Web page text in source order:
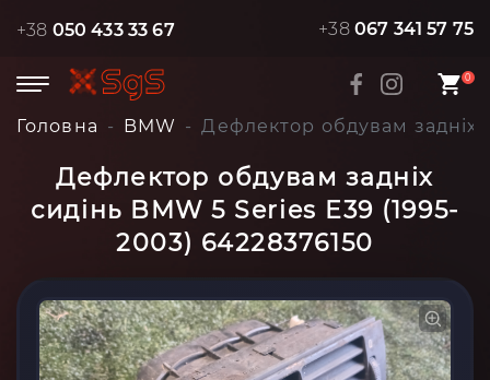
+38 050 433 33 67 +38 067 341 57 75
0
Головна BMW Дефлектор обдувам задніх
Дефлектор обдувам задніх
сидінь BMW 5 Series E39 (1995-
2003) 64228376150